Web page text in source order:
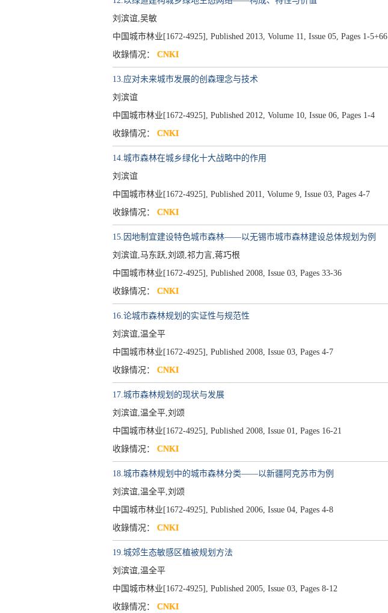
刘滨谊,吴敏
中国城市林业[1672-4925], Published 2013, Volume 11, Issue 05, Pages 1-5+66
收錄情况： CNKI
13.应对未来城市发展的创森理念与技术
刘滨谊
中国城市林业[1672-4925], Published 2012, Volume 10, Issue 06, Pages 1-4
收錄情况： CNKI
14.城市森林在城乡绿化十大战略中的作用
刘滨谊
中国城市林业[1672-4925], Published 2011, Volume 9, Issue 03, Pages 4-7
收錄情况： CNKI
15.因地制宜建设特色城市森林——以无锡市城市森林建设总体规划为例
刘滨谊,马东跃,刘颂,祁力言,蒋巧根
中国城市林业[1672-4925], Published 2008, Issue 03, Pages 33-36
收錄情况： CNKI
16.论城市森林规划的实证性与规范性
刘滨谊,温全平
中国城市林业[1672-4925], Published 2008, Issue 03, Pages 4-7
收錄情况： CNKI
17.城市森林规划的现状与发展
刘滨谊,温全平,刘颂
中国城市林业[1672-4925], Published 2008, Issue 01, Pages 16-21
收錄情况： CNKI
18.城市森林规划中的城市森林分类——以新疆阿克苏市为例
刘滨谊,温全平,刘颂
中国城市林业[1672-4925], Published 2006, Issue 04, Pages 4-8
收錄情况： CNKI
19.城郊生态敏感区植被规划方法
刘滨谊,温全平
中国城市林业[1672-4925], Published 2005, Issue 03, Pages 8-12
收錄情况： CNKI